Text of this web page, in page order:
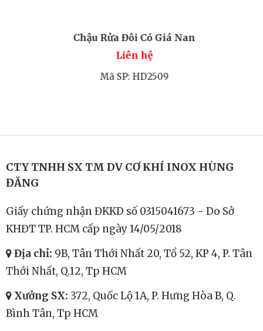
Chậu Rửa Đôi Có Giá Nan
Liên hệ
Mã SP: HD2509
CTY TNHH SX TM DV CƠ KHÍ INOX HÙNG
ĐĂNG
Giấy chứng nhận ĐKKD số 0315041673 - Do Sở
KHĐT TP. HCM cấp ngày 14/05/2018
Địa chỉ: 9B, Tân Thới Nhất 20, Tổ 52, KP 4, P. Tân
Thới Nhất, Q.12, Tp HCM
Xưởng SX: 372, Quốc Lộ 1A, P. Hưng Hòa B, Q.
Bình Tân, Tp HCM